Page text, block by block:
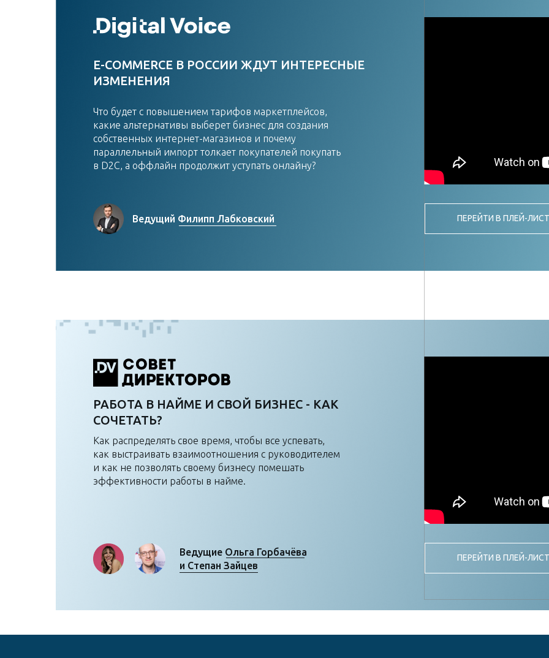
E-COMMERCE В РОССИИ ЖДУТ ИНТЕРЕСНЫЕ
ИЗМЕНЕНИЯ
Что будет с повышением тарифов маркетплейсов,
какие альтернативы выберет бизнес для создания
собственных интернет-магазинов и почему
параллельный импорт толкает покупателей покупать
в D2C, а оффлайн продолжит уступать онлайну?
ПЕРЕЙТИ В ПЛЕЙ-ЛИСТ
Ведущий Филипп Лабковский
РАБОТА В НАЙМЕ И СВОЙ БИЗНЕС - КАК
СОЧЕТАТЬ?
Как распределять свое время, чтобы все успевать,
как выстраивать взаимоотношения с руководителем
и как не позволять своему бизнесу помешать
эффективности работы в найме.
ПЕРЕЙТИ В ПЛЕЙ-ЛИСТ
Ведущие Ольга Горбачёва
и Степан Зайцев